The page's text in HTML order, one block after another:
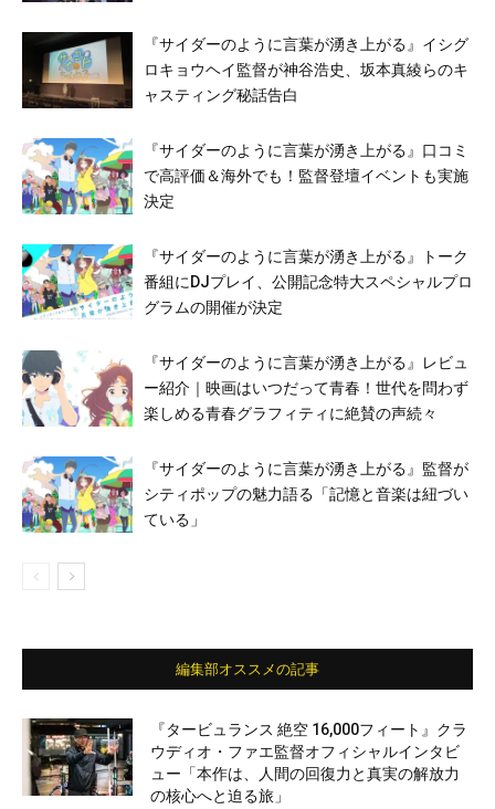
『サイダーのように言葉が湧き上がる』イシグ
ロキョウヘイ監督が神谷浩史、坂本真綾らのキ
ャスティング秘話告白
『サイダーのように言葉が湧き上がる』口コミ
で高評価＆海外でも！監督登壇イベントも実施
決定
『サイダーのように言葉が湧き上がる』トーク
番組にDJプレイ、公開記念特⼤スペシャルプロ
グラムの開催が決定
『サイダーのように言葉が湧き上がる』レビュ
ー紹介｜映画はいつだって青春！世代を問わず
楽しめる青春グラフィティに絶賛の声続々
『サイダーのように言葉が湧き上がる』監督が
シティポップの魅力語る「記憶と⾳楽は紐づい
ている」
編集部オススメの記事
『タービュランス 絶空 16,000フィート』クラ
ウディオ・ファエ監督オフィシャルインタビ
ュー「本作は、人間の回復力と真実の解放力
の核心へと迫る旅」